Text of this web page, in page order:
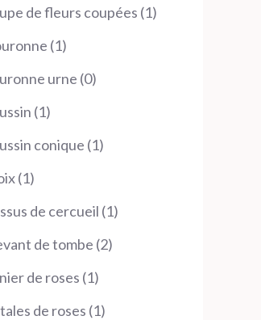
produits
de fleurs coupées 11
11
produit
urne 00
11
produit
conique 11
11
produit
de cercueil 11
de tombe 22
de roses 11
produit
de roses 11